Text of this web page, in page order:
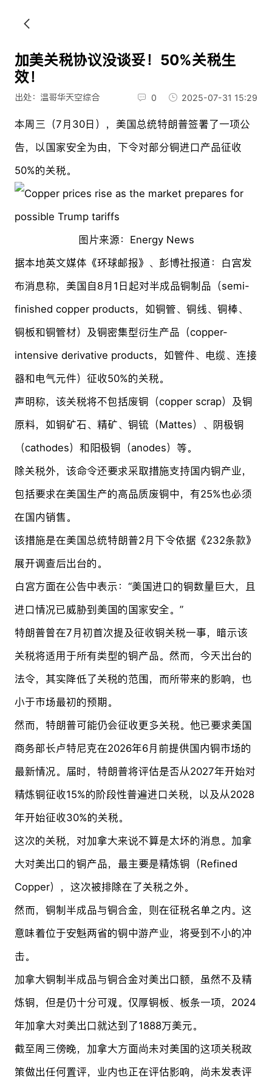
加美关税协议没谈妥！50%关税生
效！
出处：温哥华天空综合 0 2025-07-31 15:29
本周三（7月30日），美国总统特朗普签署了一项公
告，以国家安全为由，下令对部分铜进口产品征收
50%的关税。
图片来源：Energy News
据本地英文媒体《环球邮报》、彭博社报道：白宫发
布消息称，美国自8月1日起对半成品铜制品（semi-
finished copper products，如铜管、铜线、铜棒、
铜板和铜管材）及铜密集型衍生产品（copper-
intensive derivative products，如管件、电缆、连接
器和电气元件）征收50%的关税。
声明称，该关税将不包括废铜（copper scrap）及铜
原料，如铜矿石、精矿、铜锍（Mattes）、阴极铜
（cathodes）和阳极铜（anodes）等。
除关税外，该命令还要求采取措施支持国内铜产业，
包括要求在美国生产的高品质废铜中，有25%也必须
在国内销售。
该措施是在美国总统特朗普2月下令依据《232条款》
展开调查后出台的。
白宫方面在公告中表示：“美国进口的铜数量巨大，且
进口情况已威胁到美国的国家安全。”
特朗普曾在7月初首次提及征收铜关税一事，暗示该
关税将适用于所有类型的铜产品。然而，今天出台的
法令，其实降低了关税的范围，而所带来的影响，也
小于市场最初的预期。
然而，特朗普可能仍会征收更多关税。他已要求美国
商务部长卢特尼克在2026年6月前提供国内铜市场的
最新情况。届时，特朗普将评估是否从2027年开始对
精炼铜征收15%的阶段性普遍进口关税，以及从2028
年开始征收30%的关税。
这次的关税，对加拿大来说不算是太坏的消息。加拿
大对美出口的铜产品，最主要是精炼铜（Refined
Copper），这次被排除在了关税之外。
然而，铜制半成品与铜合金，则在征税名单之内。这
意味着位于安魁两省的铜中游产业，将受到不小的冲
击。
加拿大铜制半成品与铜合金对美出口额，虽然不及精
炼铜，但是仍十分可观。仅厚铜板、板条一项，2024
年加拿大对美出口就达到了1888万美元。
截至周三傍晚，加拿大方面尚未对美国的这项关税政
策做出任何置评，业内也正在评估影响，尚未发表评